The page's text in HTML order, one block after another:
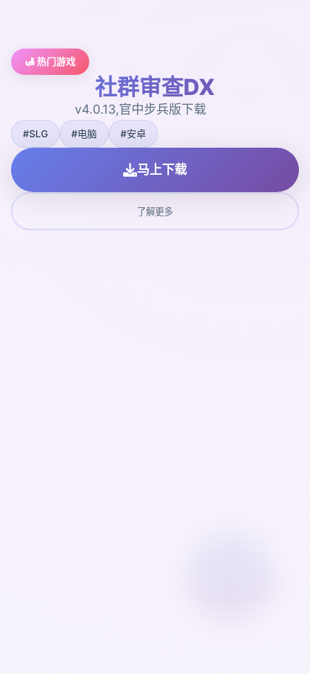
🛃 热门游戏
社群审查DX
v4.0.13,官中步兵版下载
#SLG #电脑 #安卓
马上下载
了解更多